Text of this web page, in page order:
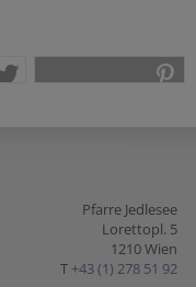
Pfarre Jedlesee
Lorettopl. 5
1210 Wien
T +43 (1) 278 51 92